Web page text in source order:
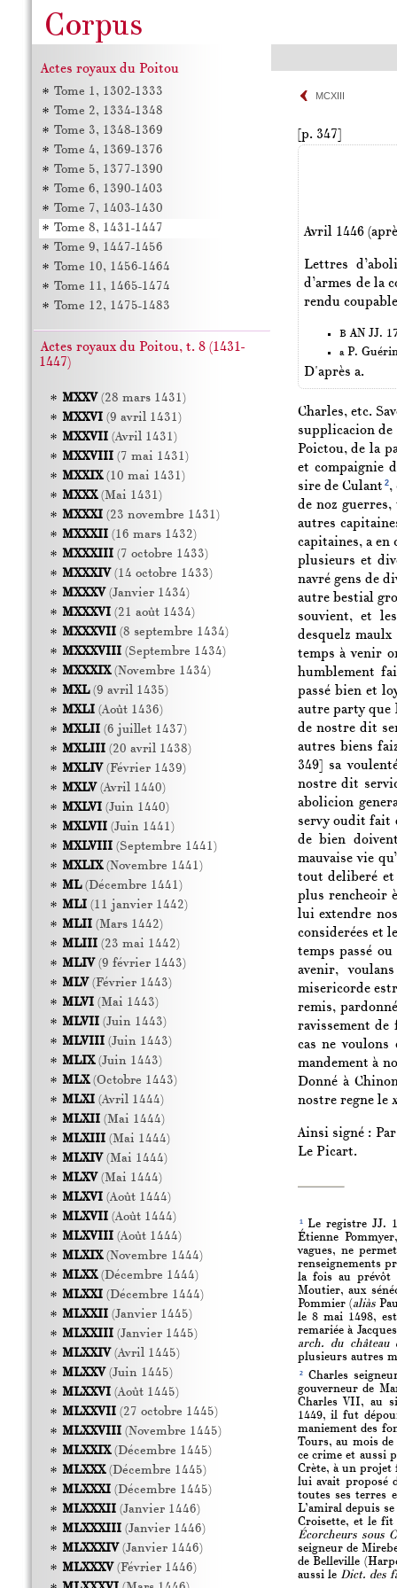
MCXIII
[p. 347]
Avril 1446
Lettres
d’armes de la
rendu
B AN JJ.
aP.
D'après a.
Charles, etc.
supplicacion
Poictou, de la
et compaignie
sire de Culant 2,
de noz
autres
capitaines, a en
plusieurs et
navré gens de
autre bestial
souvient, et
desquelz
temps à venir
humblement
passé bien et
autre party que
de nostre dit
autres biens
349]
sa
nostre dit
abolicion
servy oudit fait
de bien
mauvaise vie
tout deliberé et
plus rencheoir
lui extendre
considerées et
temps passé
avenir,
misericorde
remis,
ravissement de
cas ne
mandement à
Donné à
nostre regne le
Ainsi signé :
Le Picart.
1Le registre JJ.
Étienne
vagues, ne
renseignements
la fois au prévôt
Moutier, aux
Pommier (aliàs
le 8 mai 1498,
remariée à
arch. du château
plusieurs autres
2Charles
gouverneur de
Charles VII, au
1449, il fut
maniement des
Tours, au mois
ce crime et aussi
Crète, à un projet
lui avait proposé
toutes ses terres
L’amiral depuis
Croisette, et le fit
Écorcheurs sous
seigneur de
de Belleville
aussi le Dict. des
Actes royaux du Poitou
Tome 1, 1302-1333
Tome 2, 1334-1348
Tome 3, 1348-1369
Tome 4, 1369-1376
Tome 5, 1377-1390
Tome 6, 1390-1403
Tome 7, 1403-1430
Tome 8, 1431-1447
Tome 9, 1447-1456
Tome 10, 1456-1464
Tome 11, 1465-1474
Tome 12, 1475-1483
Actes royaux du Poitou, t. 8 (1431-
1447)
MXXV(28 mars 1431)
MXXVI(9 avril 1431)
MXXVII(Avril 1431)
MXXVIII(7 mai 1431)
MXXIX(10 mai 1431)
MXXX(Mai 1431)
MXXXI(23 novembre 1431)
MXXXII(16 mars 1432)
MXXXIII(7 octobre 1433)
MXXXIV(14 octobre 1433)
MXXXV(Janvier 1434)
MXXXVI(21 août 1434)
MXXXVII(8 septembre 1434)
MXXXVIII(Septembre 1434)
MXXXIX(Novembre 1434)
MXL(9 avril 1435)
MXLI(Août 1436)
MXLII(6 juillet 1437)
MXLIII(20 avril 1438)
MXLIV(Février 1439)
MXLV(Avril 1440)
MXLVI(Juin 1440)
MXLVII(Juin 1441)
MXLVIII(Septembre 1441)
MXLIX(Novembre 1441)
ML(Décembre 1441)
MLI(11 janvier 1442)
MLII(Mars 1442)
MLIII(23 mai 1442)
MLIV(9 février 1443)
MLV(Février 1443)
MLVI(Mai 1443)
MLVII(Juin 1443)
MLVIII(Juin 1443)
MLIX(Juin 1443)
MLX(Octobre 1443)
MLXI(Avril 1444)
MLXII(Mai 1444)
MLXIII(Mai 1444)
MLXIV(Mai 1444)
MLXV(Mai 1444)
MLXVI(Août 1444)
MLXVII(Août 1444)
MLXVIII(Août 1444)
MLXIX(Novembre 1444)
MLXX(Décembre 1444)
MLXXI(Décembre 1444)
MLXXII(Janvier 1445)
MLXXIII(Janvier 1445)
MLXXIV(Avril 1445)
MLXXV(Juin 1445)
MLXXVI(Août 1445)
MLXXVII(27 octobre 1445)
MLXXVIII(Novembre 1445)
MLXXIX(Décembre 1445)
MLXXX(Décembre 1445)
MLXXXI(Décembre 1445)
MLXXXII(Janvier 1446)
MLXXXIII(Janvier 1446)
MLXXXIV(Janvier 1446)
MLXXXV(Février 1446)